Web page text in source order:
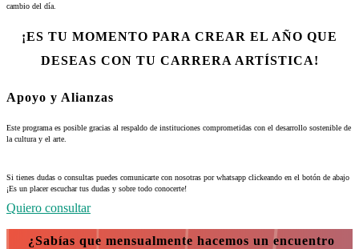
cambio del día.
¡ES TU MOMENTO PARA CREAR EL AÑO QUE
DESEAS CON TU CARRERA ARTÍSTICA!
Apoyo y Alianzas
Este programa es posible gracias al respaldo de instituciones comprometidas con el desarrollo sostenible de
la cultura y el arte.
Si tienes dudas o consultas puedes comunicarte con nosotras por whatsapp clickeando en el botón de abajo
¡Es un placer escuchar tus dudas y sobre todo conocerte!
Quiero consultar
¿Sabías que mensualmente hacemos un encuentro